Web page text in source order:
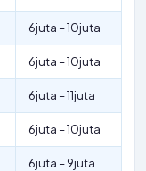
6juta – 10juta
6juta – 10juta
6juta – 11juta
6juta – 10juta
6juta – 9juta